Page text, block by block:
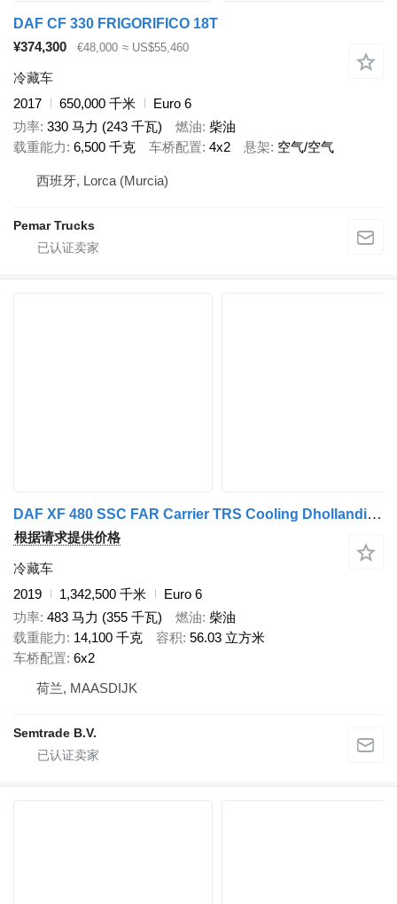
DAF CF 330 FRIGORIFICO 18T
¥374,300
€48,000 ≈ US$55,460
冷藏车
2017
650,000 千米
Euro 6
功率 330 马力 (243 千瓦) 燃油 柴油
载重能力 6,500 千克 车桥配置 4x2 悬架 空气/空气
西班牙, Lorca (Murcia)
Pemar Trucks
DAF XF 480 SSC FAR Carrier TRS Cooling Dhollandia Tail Lift Super Co
根据请求提供价格
冷藏车
2019
1,342,500 千米
Euro 6
功率 483 马力 (355 千瓦) 燃油 柴油
载重能力
14,100 千克 容积 56.03 立方米
车桥配置 6x2
荷兰, MAASDIJK
Semtrade B.V.